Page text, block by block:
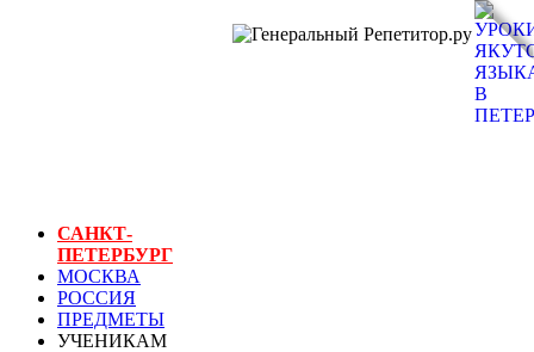
САНКТ-
ПЕТЕРБУРГ
МОСКВА
РОССИЯ
ПРЕДМЕТЫ
УЧЕНИКАМ